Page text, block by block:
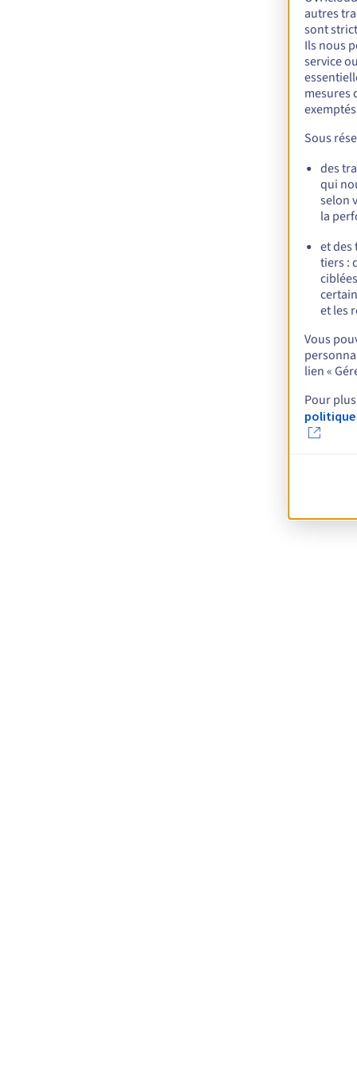
autres
sont
Ils nous
service
mesures
Sous
des
qui
selon
la
et des
tiers :
et les
Vous
lien «
Pour